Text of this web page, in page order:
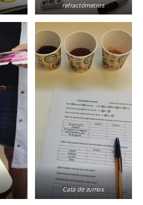
refractómetros
Cata de zumos